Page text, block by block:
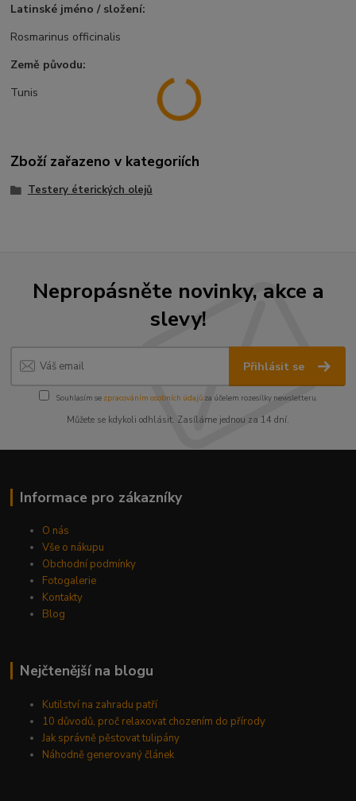
Latinské jméno / složení:
Rosmarinus officinalis
Země původu:
Tunis
Zboží zařazeno v kategoriích
Testery éterických olejů
Nepropásněte novinky, akce a
slevy!
Přihlásit se
Souhlasím se zpracováním osobních údajůza účelem rozesílky newsletteru.
Můžete se kdykoli odhlásit. Zasíláme jednou za 14 dní.
Informace pro zákazníky
O nás
Vše o nákupu
Obchodní podmínky
Fotogalerie
Kontakty
Blog
Nejčtenější na blogu
Kutilství na zahradu patří
10 důvodů, proč relaxovat chozením do přírody
Jak správně pěstovat tulipány
Náhodně generovaný článek